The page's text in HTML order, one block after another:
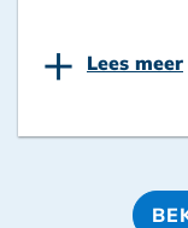
+ Lees meer